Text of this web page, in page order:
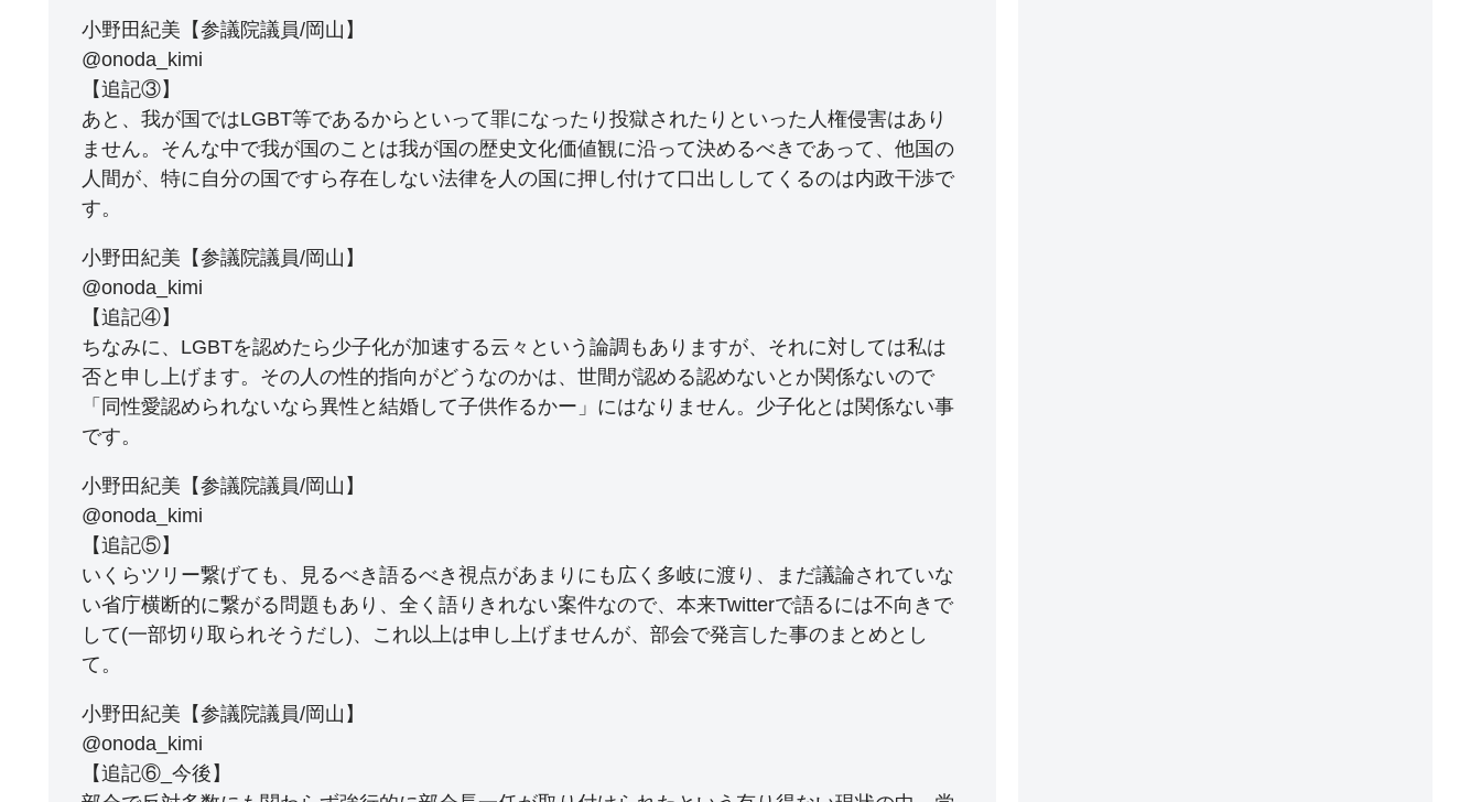
小野田紀美【参議院議員/岡山】
@onoda_kimi
【追記③】
あと、我が国ではLGBT等であるからといって罪になったり投獄されたりといった人権侵害はあり
ません。そんな中で我が国のことは我が国の歴史文化価値観に沿って決めるべきであって、他国の
人間が、特に自分の国ですら存在しない法律を人の国に押し付けて口出ししてくるのは内政干渉で
す。
小野田紀美【参議院議員/岡山】
@onoda_kimi
【追記④】
ちなみに、LGBTを認めたら少子化が加速する云々という論調もありますが、それに対しては私は
否と申し上げます。その人の性的指向がどうなのかは、世間が認める認めないとか関係ないので
「同性愛認められないなら異性と結婚して子供作るかー」にはなりません。少子化とは関係ない事
です。
小野田紀美【参議院議員/岡山】
@onoda_kimi
【追記⑤】
いくらツリー繋げても、見るべき語るべき視点があまりにも広く多岐に渡り、まだ議論されていな
い省庁横断的に繋がる問題もあり、全く語りきれない案件なので、本来Twitterで語るには不向きで
して(一部切り取られそうだし)、これ以上は申し上げませんが、部会で発言した事のまとめとし
て。
小野田紀美【参議院議員/岡山】
@onoda_kimi
【追記⑥_今後】